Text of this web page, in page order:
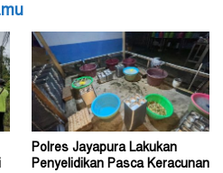
Polres Jayapura Lakukan
Penyelidikan Pasca Keracunan